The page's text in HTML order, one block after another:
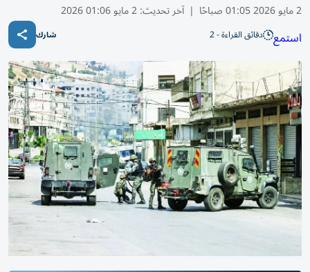
2 مايو 2026 01:05 صباحًا | آخر تحديث:2 مايو 01:06 2026
استمع دقائق القراءة - 2 شارك